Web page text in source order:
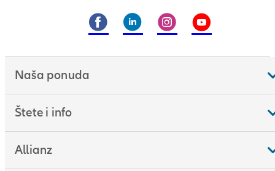
Naša ponuda
Štete i info
Allianz